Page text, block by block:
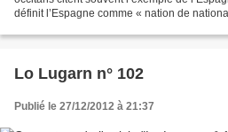
définit l’Espagne comme « nation de
Lo Lugarn n° 102
Publié le 27/12/2012 à 21:37